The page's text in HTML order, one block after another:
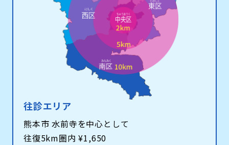
往診エリア
熊本市 水前寺を中心として
往復5km圏内 ¥1,650